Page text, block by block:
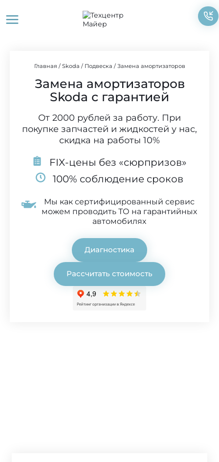
содержимому
Главная / Skoda / Подвеска / Замена амортизаторов
Замена амортизаторов
Skoda с гарантией
От 2000 рублей за работу. При
покупке запчастей и жидкостей у нас,
скидка на работы 10%
FIX-цены без «сюрпризов»
100% соблюдение сроков
Мы как сертифицированный сервис
можем проводить ТО на гарантийных
автомобилях
Диагностика
Рассчитать стоимость